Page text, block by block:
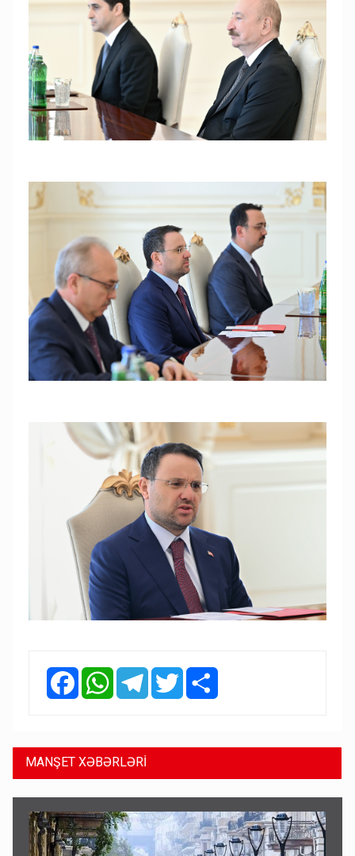
FacebookWhatsAppTelegramTwitter
MANŞET XƏBƏRLƏRİ